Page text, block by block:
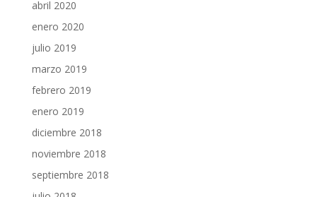
abril 2020
enero 2020
julio 2019
marzo 2019
febrero 2019
enero 2019
diciembre 2018
noviembre 2018
septiembre 2018